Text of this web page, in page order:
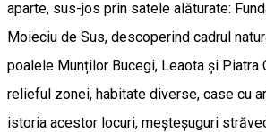
aparte, sus-jos prin satele alăturate:
Moieciu de Sus, descoperind cadrul
poalele Munților Bucegi, Leaota și Piatra
relieful zonei, habitate diverse, case cu
istoria acestor locuri, meșteșuguri